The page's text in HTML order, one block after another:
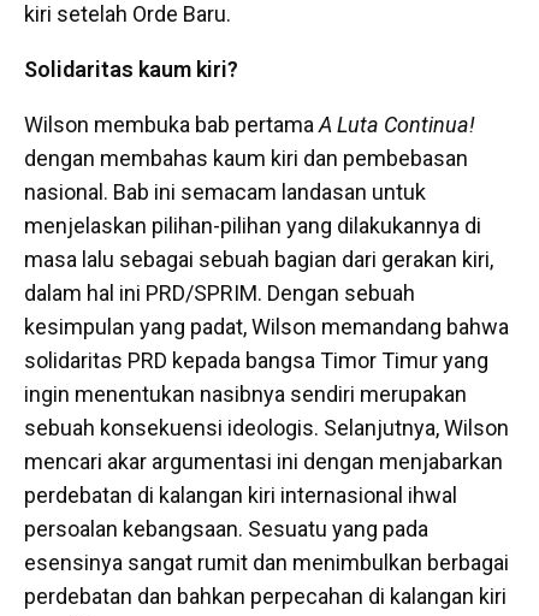
kiri setelah Orde Baru.
Solidaritas kaum kiri?
Wilson membuka bab pertama A Luta Continua!
dengan membahas kaum kiri dan pembebasan
nasional. Bab ini semacam landasan untuk
menjelaskan pilihan-pilihan yang dilakukannya di
masa lalu sebagai sebuah bagian dari gerakan kiri,
dalam hal ini PRD/SPRIM. Dengan sebuah
kesimpulan yang padat, Wilson memandang bahwa
solidaritas PRD kepada bangsa Timor Timur yang
ingin menentukan nasibnya sendiri merupakan
sebuah konsekuensi ideologis. Selanjutnya, Wilson
mencari akar argumentasi ini dengan menjabarkan
perdebatan di kalangan kiri internasional ihwal
persoalan kebangsaan. Sesuatu yang pada
esensinya sangat rumit dan menimbulkan berbagai
perdebatan dan bahkan perpecahan di kalangan kiri